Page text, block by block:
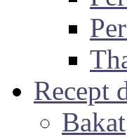
Recept
Bakat